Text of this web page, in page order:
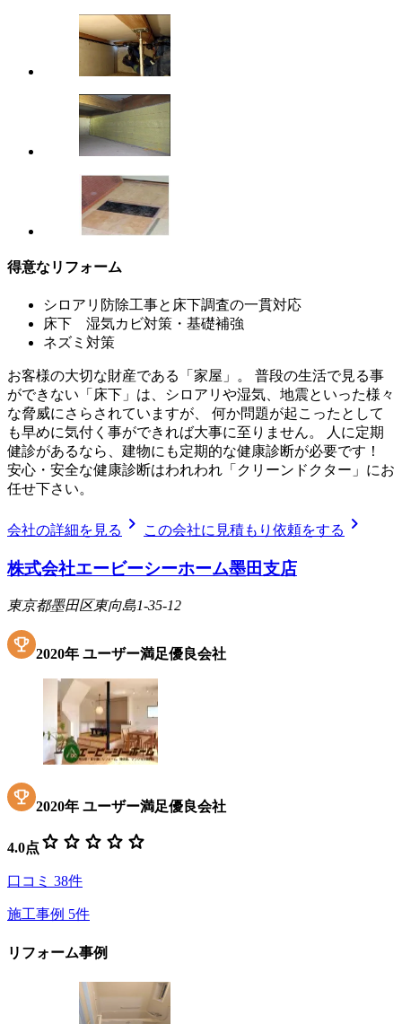
得意なリフォーム
シロアリ防除工事と床下調査の一貫対応
床下 湿気カビ対策・基礎補強
ネズミ対策
お客様の大切な財産である「家屋」。 普段の生活で見る事
ができない「床下」は、シロアリや湿気、地震といった様々
な脅威にさらされていますが、 何か問題が起こったとして
も早めに気付く事ができれば大事に至りません。 人に定期
健診があるなら、建物にも定期的な健康診断が必要です！
安心・安全な健康診断はわれわれ「クリーンドクター」にお
任せ下さい。
会社の詳細を見る chevron_right この会社に見積もり依頼をする chevron_right
株式会社エービーシーホーム墨田支店
東京都墨田区東向島1-35-12
2020年 ユーザー満足優良会社
2020年 ユーザー満足優良会社
4.0点 star star star star star
口コミ 38件
施工事例 5件
リフォーム事例